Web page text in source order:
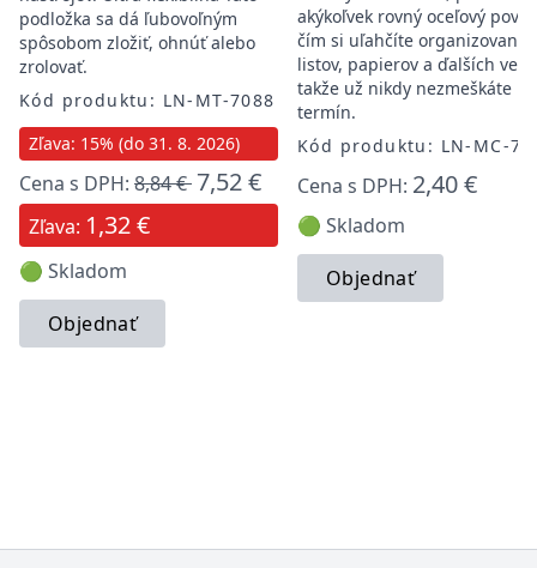
podložka sa dá ľubovoľným
spôsobom zložiť, ohnúť alebo
zrolovať.
Kód produktu: LN-MT-7088
Zľava: 15% (do 31. 8. 2026)
Cena s DPH: 8,84 € 7,52 €
Zľava: 1,32 €
🟢 Skladom
Objednať
akýkoľvek rovný oceľový
čím si uľahčíte organizovanie
listov, papierov a ďalších vecí,
takže už nikdy nezmeškáte
termín.
Kód produktu: LN-MC-
Cena s DPH: 2,40 €
🟢 Skladom
Objednať